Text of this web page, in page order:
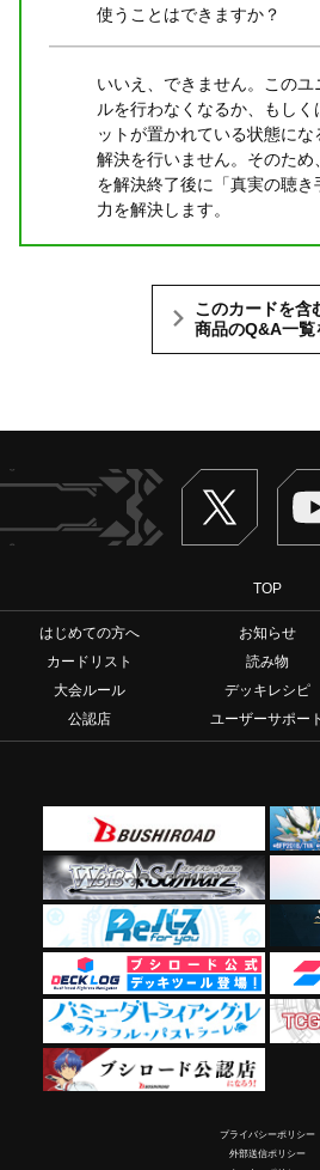
使うことはできますか？
いいえ、できません。この
ルを行わなくなるか、もし
ットが置かれている状態に
解決を行いません。そのため
を解決終了後に「真実の聴
力を解決します。
このカードを含
商品のQ&A一覧
Twitter
TOP
はじめての方へ お知らせ
カードリスト
読み物
大会ルール
デッキレシピ
公認店
ユーザーサポート
プライバシーポリシー
外部送信ポリシー